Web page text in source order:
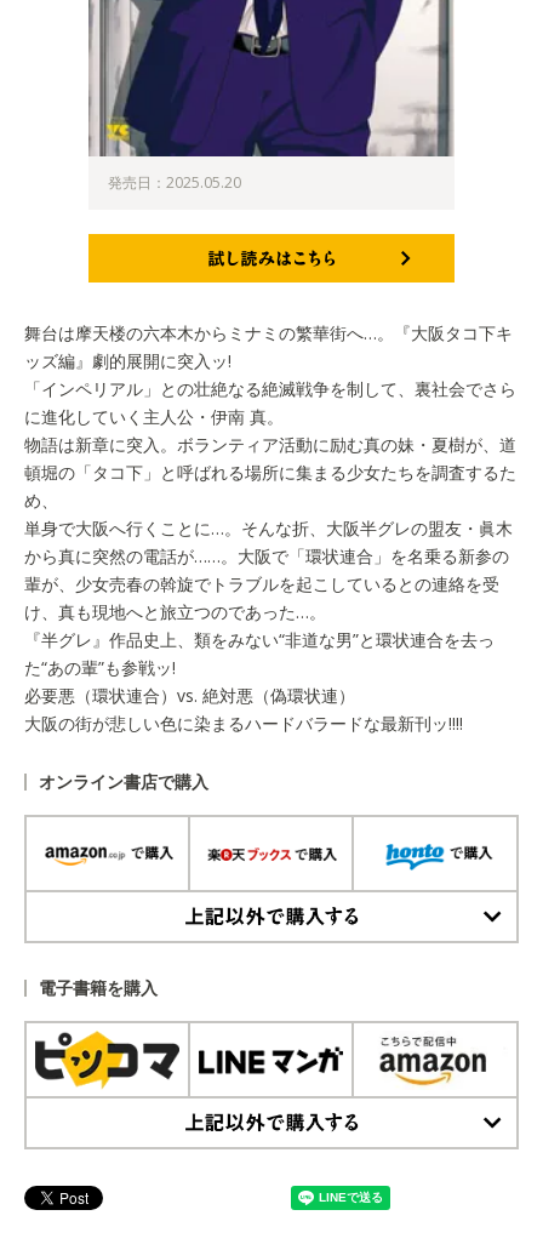
発売日：2025.05.20
舞台は摩天楼の六本木からミナミの繁華街へ…。『大阪タコ下キ
ッズ編』劇的展開に突入ッ!
「インペリアル」との壮絶なる絶滅戦争を制して、裏社会でさら
に進化していく主人公・伊南 真。
物語は新章に突入。ボランティア活動に励む真の妹・夏樹が、道
頓堀の「タコ下」と呼ばれる場所に集まる少女たちを調査するた
め、
単身で大阪へ行くことに…。そんな折、大阪半グレの盟友・眞木
から真に突然の電話が……。大阪で「環状連合」を名乗る新参の
輩が、少女売春の斡旋でトラブルを起こしているとの連絡を受
け、真も現地へと旅立つのであった…。
『半グレ』作品史上、類をみない“非道な男”と環状連合を去っ
た“あの輩”も参戦ッ!
必要悪（環状連合）vs. 絶対悪（偽環状連）
大阪の街が悲しい色に染まるハードバラードな最新刊ッ!!!!
オンライン書店で購入
電子書籍を購入